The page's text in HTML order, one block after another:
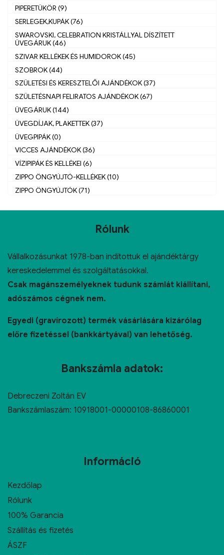
PIPERETÜKÖR (9)
SERLEGEK,KUPÁK (76)
SWAROVSKI, CELEBRATION KRISTÁLLYAL DÍSZÍTETT
ÜVEGÁRUK (46)
SZIVAR KELLÉKEK ÉS HUMIDOROK (45)
SZOBROK (44)
SZÜLETÉSI ÉS KERESZTELŐI AJÁNDÉKOK (37)
SZÜLETÉSNAPI FELIRATOS AJÁNDÉKOK (67)
ÜVEGÁRUK (144)
ÜVEGDÍJAK, PLAKETTEK (37)
ÜVEGPIPÁK (0)
VICCES AJÁNDÉKOK (36)
VÍZIPIPÁK ÉS KELLÉKEI (6)
ZIPPO ÖNGYÚJTÓ-KELLÉKEK (10)
ZIPPO ÖNGYÚJTÓK (71)
Rólunk
Vállalkozásunkat 1978-ban indítottuk el ajándéktárgy
kereskedelemmel és szolgáltatásokkal.
Csak magánszemélyeknek tudunk számlát kiállítani,
adószámos cégnek nem.
Egyedi (gravírozott) termék vásárlására kizárólag
előre fizetéssel (bankkártyával) van lehetőség.
Bankszámla adatok:
Debreczeni Zoltán EV
Bankszámlaszám: 10918001-00000108-86860001
Információ
Kezdőlap
Rólunk
100% Garancia
Szállítás és fizetés
ÁSZF